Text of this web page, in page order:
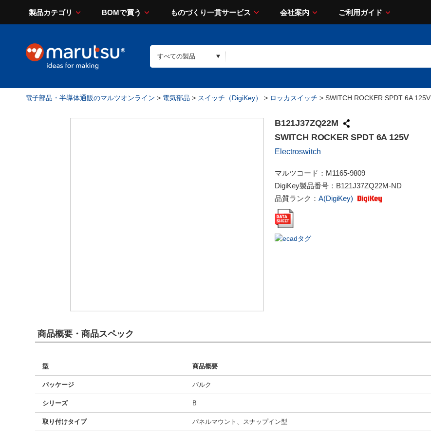
製品カテゴリ BOMで買う ものづくり一貫サービス 会社案内 ご利用ガイド
電子部品・半導体通販のマルツオンライン > 電気部品 > スイッチ（DigiKey） > ロッカスイッチ > SWITCH ROCKER SPDT 6A 125V
B121J37ZQ22M
SWITCH ROCKER SPDT 6A 125V
Electroswitch
マルツコード： M1165-9809
DigiKey製品番号： B121J37ZQ22M-ND
品質ランク： A(DigiKey)
商品概要・商品スペック
型 商品概要
パッケージ バルク
シリーズ B
取り付けタイプ パネルマウント、スナップイン型